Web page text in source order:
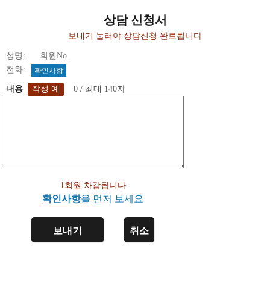
상담 신청서
보내기 눌러야 상담신청 완료됩니다
성명: 회원No.
전화:
확인사항
내용 0 / 최대 140자
1회원 차감됩니다
확인사항을 먼저 보세요